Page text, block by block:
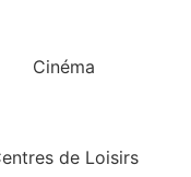
Cinéma
de Loisirs